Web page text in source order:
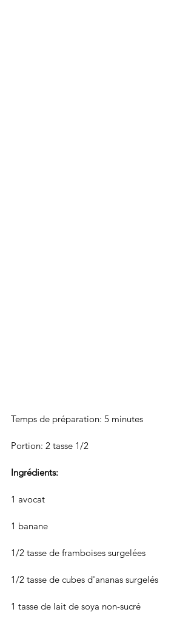
Temps de préparation: 5 minutes
Portion: 2 tasse 1/2
Ingrédients:
1 avocat
1 banane
1/2 tasse de framboises surgelées
1/2 tasse de cubes d'ananas surgelés
1 tasse de lait de soya non-sucré